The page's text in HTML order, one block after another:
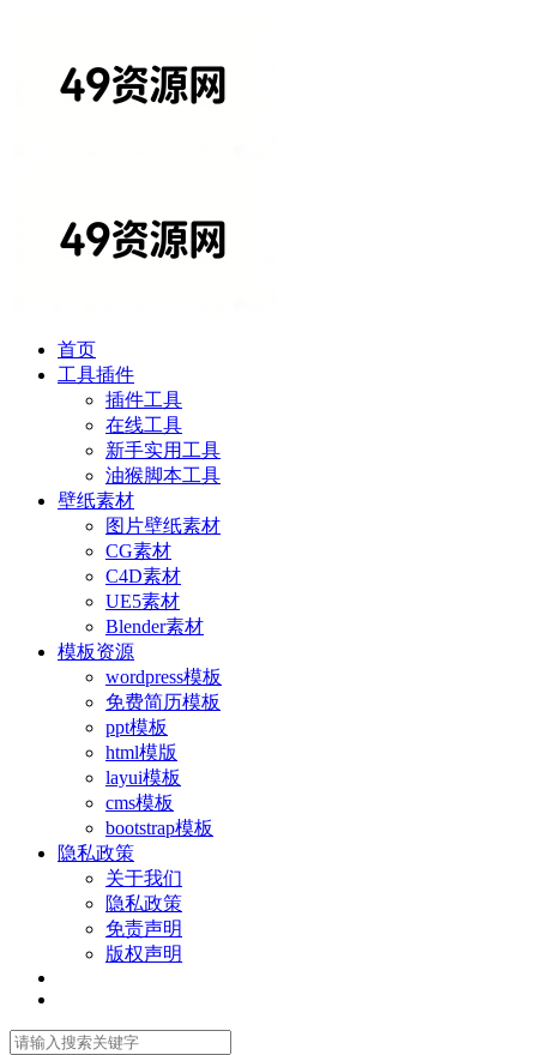
首页
工具插件
插件工具
在线工具
新手实用工具
油猴脚本工具
壁纸素材
图片壁纸素材
CG素材
C4D素材
UE5素材
Blender素材
模板资源
wordpress模板
免费简历模板
ppt模板
html模版
layui模板
cms模板
bootstrap模板
隐私政策
关于我们
隐私政策
免责声明
版权声明